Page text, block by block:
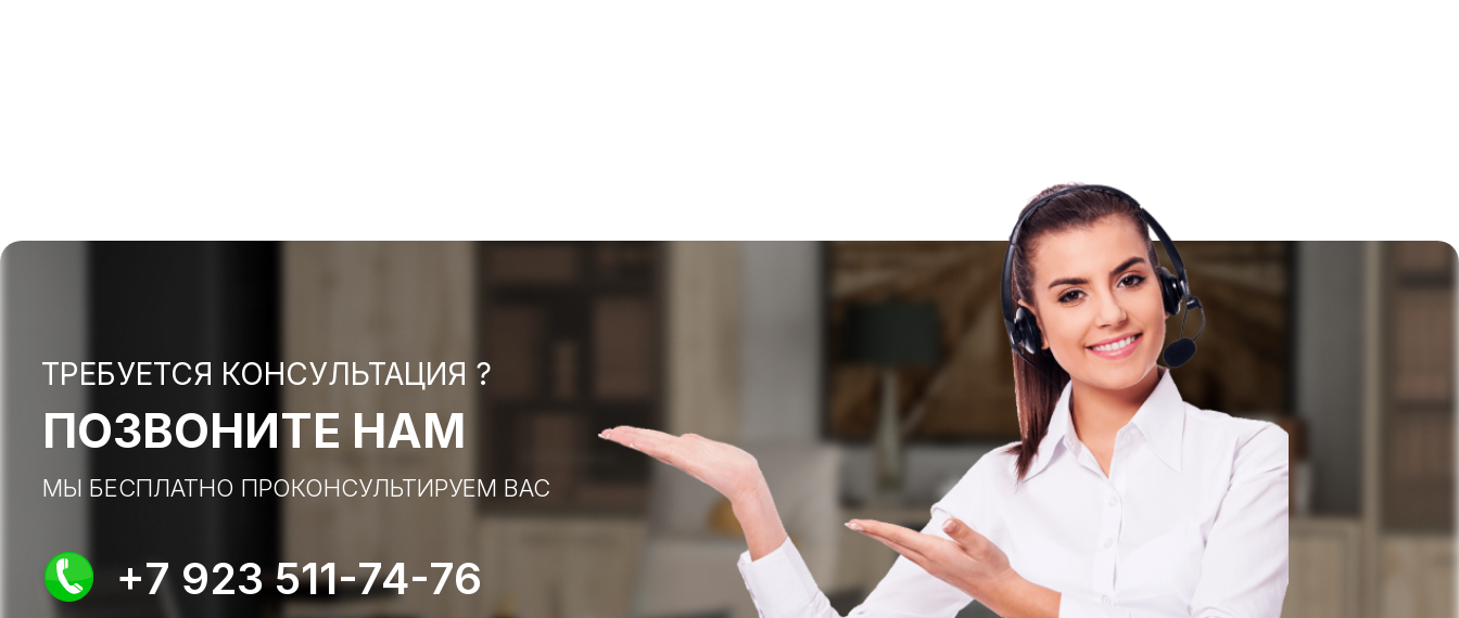
ТРЕБУЕТСЯ КОНСУЛЬТАЦИЯ ?
ПОЗВОНИТЕ НАМ
МЫ БЕСПЛАТНО ПРОКОНСУЛЬТИРУЕМ ВАС
+7 923 511-74-76